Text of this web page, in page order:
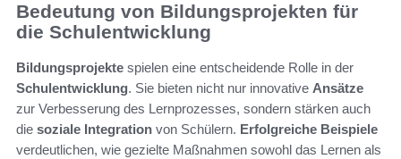
Bedeutung von Bildungsprojekten für
die Schulentwicklung
Bildungsprojekte spielen eine entscheidende Rolle in der
Schulentwicklung. Sie bieten nicht nur innovative Ansätze
zur Verbesserung des Lernprozesses, sondern stärken auch
die soziale Integration von Schülern. Erfolgreiche Beispiele
verdeutlichen, wie gezielte Maßnahmen sowohl das Lernen als